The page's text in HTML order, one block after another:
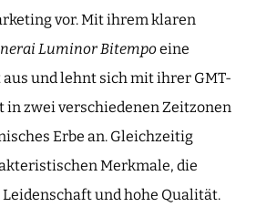
vor. Mit ihrem klaren
Luminor Bitempoeine
und lehnt sich mit ihrer GMT-
in zwei verschiedenen Zeitzonen
Erbe an. Gleichzeitig
Merkmale, die
und hohe Qualität.